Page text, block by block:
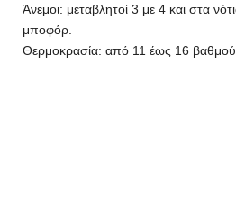
Άνεμοι: μεταβλητοί 3 με 4 και στα
μποφόρ.
Θερμοκρασία: από 11 έως 16